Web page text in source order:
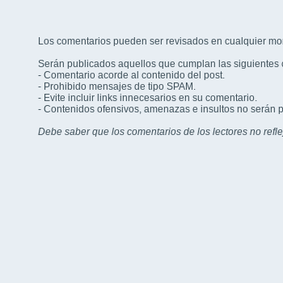
Los comentarios pueden ser revisados en cualquier
Serán publicados aquellos que cumplan las siguientes
- Comentario acorde al contenido del post.
- Prohibido mensajes de tipo SPAM.
- Evite incluir links innecesarios en su comentario.
- Contenidos ofensivos, amenazas e insultos no serán
Debe saber que los comentarios de los lectores no